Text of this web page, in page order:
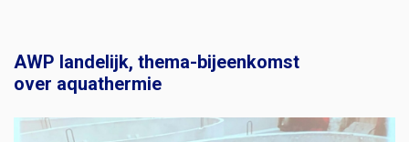
AWP landelijk, thema-bijeenkomst
over aquathermie